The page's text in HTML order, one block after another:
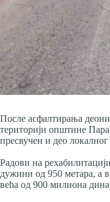
После асфалтирања
територији општине
пресвучен и део
Радови на
дужини од 950 метара, а
већа од 900 милиона